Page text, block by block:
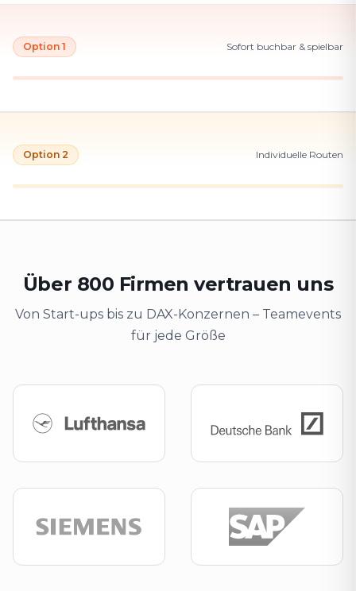
Option 1 Sofort buchbar & spielbar
Option 2 Individuelle Routen
Über 800 Firmen vertrauen uns
Von Start-ups bis zu DAX-Konzernen – Teamevents
für jede Größe